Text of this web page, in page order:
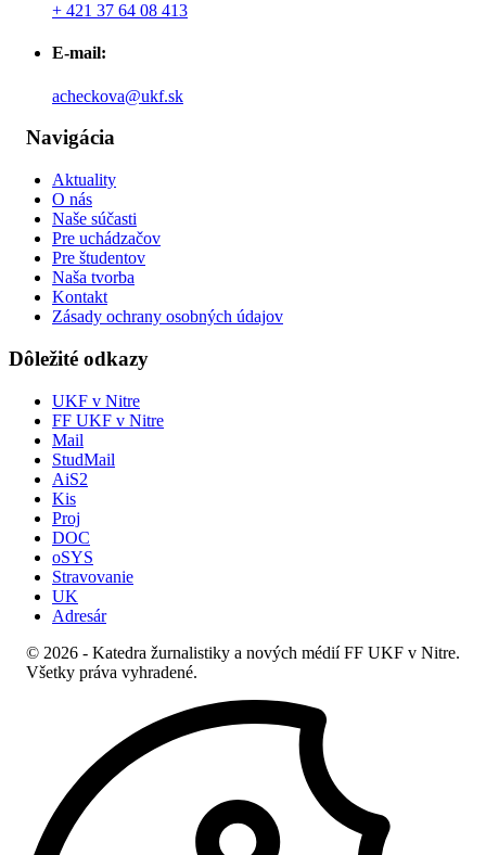
+ 421 37 64 08 413
E-mail:
acheckova@ukf.sk
Navigácia
Aktuality
O nás
Naše súčasti
Pre uchádzačov
Pre študentov
Naša tvorba
Kontakt
Zásady ochrany osobných údajov
Dôležité odkazy
UKF v Nitre
FF UKF v Nitre
Mail
StudMail
AiS2
Kis
Proj
DOC
oSYS
Stravovanie
UK
Adresár
© 2026 - Katedra žurnalistiky a nových médií FF UKF v Nitre.
Všetky práva vyhradené.